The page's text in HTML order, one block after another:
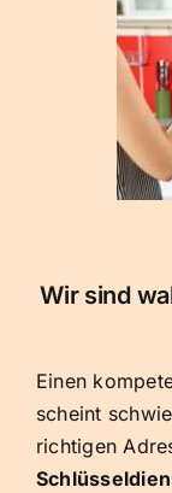
Wir sind
Einen
scheint
richtigen